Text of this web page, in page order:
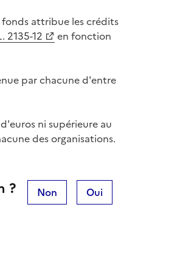
fonds attribue les crédits
2135-12
en fonction
par chacune d'entre
ni supérieure au
des organisations.
? Non Oui